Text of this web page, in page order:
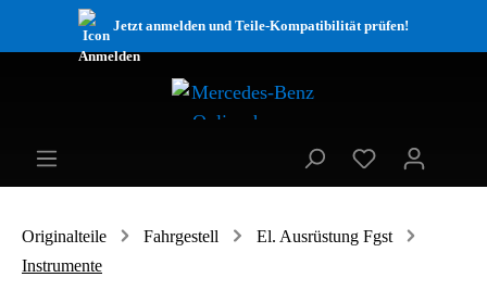
Jetzt anmelden und Teile-Kompatibilität prüfen!
Originalteile Fahrgestell
El. Ausrüstung Fgst
Instrumente